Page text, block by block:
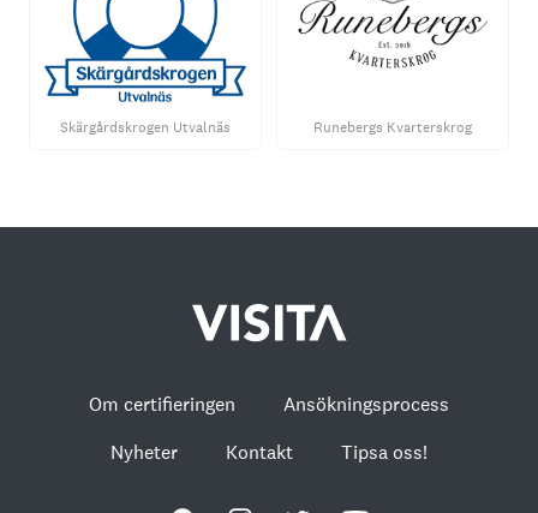
Skärgårdskrogen Utvalnäs Runebergs Kvarterskrog
Om certifieringen
Ansökningsprocess
Nyheter
Kontakt Tipsa oss!